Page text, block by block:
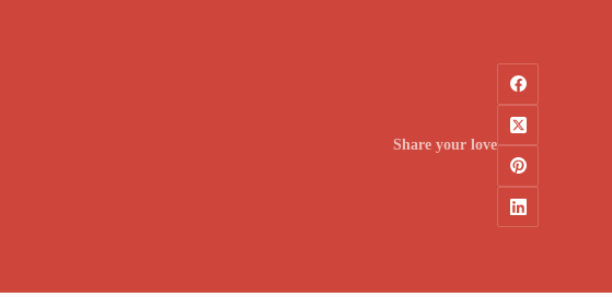
Share your love